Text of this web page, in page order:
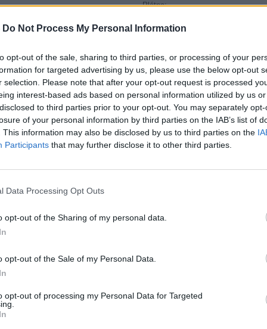
Do Not Process My Personal Information
opt-out of the sale, sharing to third parties, or processing of your
for targeted advertising by us, please use the below opt-out
selection. Please note that after your opt-out request is processed
interest-based ads based on personal information utilized by us
to third parties prior to your opt-out. You may separately
of your personal information by third parties on the IAB’s list of
This information may also be disclosed by us to third parties on the
Participants that may further disclose it to other third parties.
Data Processing Opt Outs
opt-out of the Sharing of my personal data.
opt-out of the Sale of my Personal Data.
opt-out of processing my Personal Data for Targeted
Plátna:
.
Sezóna:
Spotreba paliva:
F
Trida vozu:
.
Značka auta:
.
Zosilnenie:
-48%